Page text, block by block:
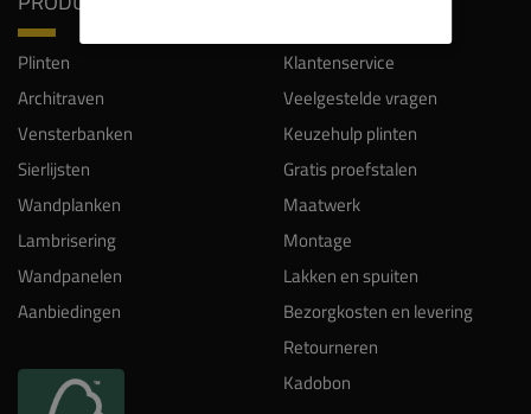
Plinten
Architraven
Vensterbanken
Sierlijsten
Wandplanken
Lambrisering
Wandpanelen
Aanbiedingen
Klantenservice
Veelgestelde vragen
Keuzehulp plinten
Gratis proefstalen
Maatwerk
Montage
Lakken en spuiten
Bezorgkosten en levering
Retourneren
Kadobon